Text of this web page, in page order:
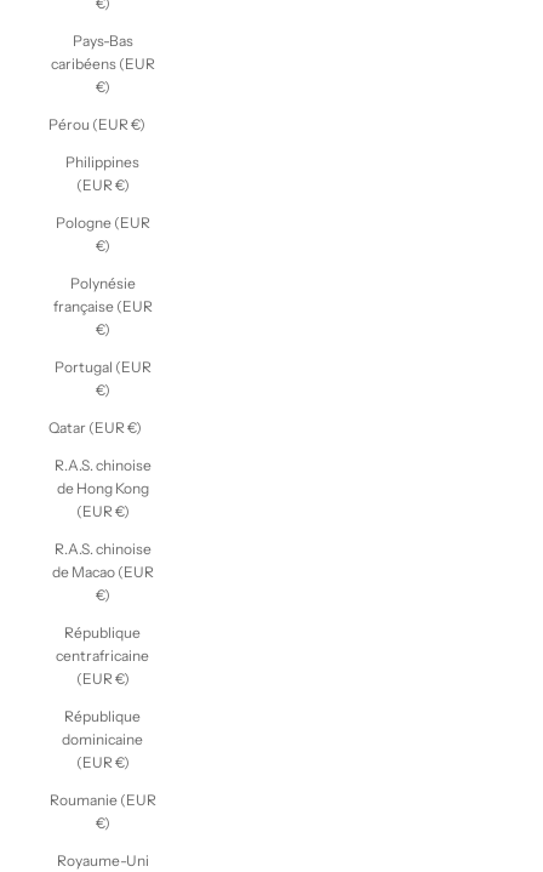
Pays-Bas
caribéens (EUR
€)
Pérou (EUR €)
Philippines
(EUR €)
Pologne (EUR
€)
Polynésie
française (EUR
€)
Portugal (EUR
€)
Qatar (EUR €)
R.A.S. chinoise
de Hong Kong
(EUR €)
R.A.S. chinoise
de Macao (EUR
€)
République
centrafricaine
(EUR €)
République
dominicaine
(EUR €)
Roumanie (EUR
€)
Royaume-Uni